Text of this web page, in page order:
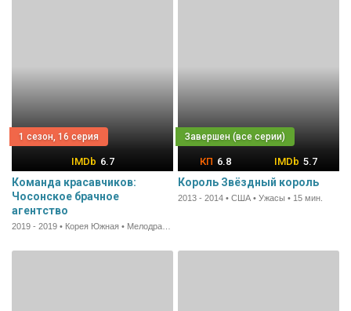
1 сезон, 16 серия
6.7
Команда красавчиков:
Чосонское брачное
агентство
6.8 5.7
Король Звёздный король
2013 - 2014 • США • Ужасы • 15 мин.